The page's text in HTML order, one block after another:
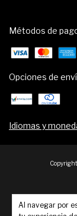
Al navegar por
Métodos de
Opciones de
Idiomas y
Copyright